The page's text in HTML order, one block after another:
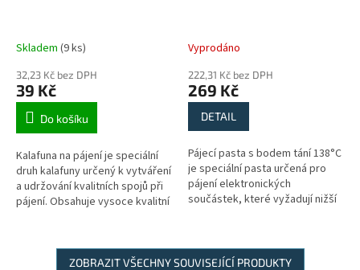
Skladem (9 ks)
32,23 Kč bez DPH
39 Kč
Do košíku
Kalafuna na pájení je speciální
druh kalafuny určený k vytváření
a udržování kvalitních spojů při
pájení. Obsahuje vysoce kvalitní
Vyprodáno
222,31 Kč bez DPH
269 Kč
DETAIL
Pájecí pasta s bodem tání 138°C
je speciální pasta určená pro
pájení elektronických
součástek, které vyžadují nižší
pro...
ZOBRAZIT VŠECHNY SOUVISEJÍCÍ PRODUKTY